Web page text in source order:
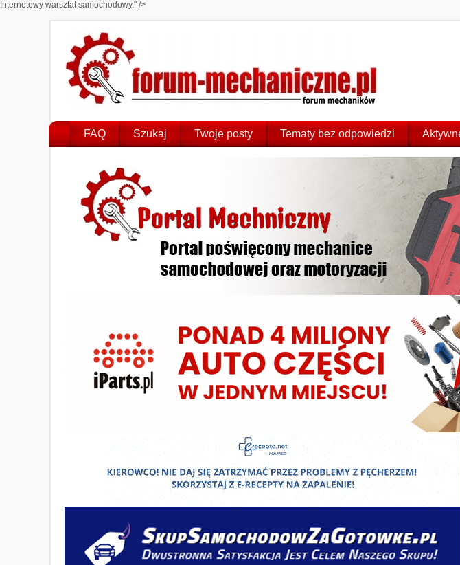
Internetowy warsztat samochodowy." />
FAQ Szukaj Twoje posty Tematy bez odpowiedzi